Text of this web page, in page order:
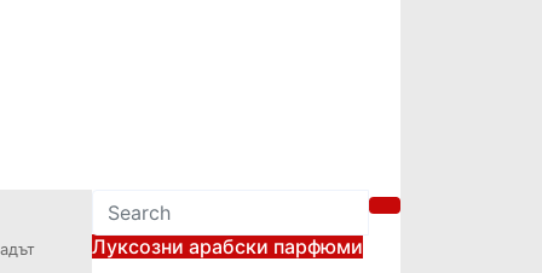
Луксозни арабски парфюми